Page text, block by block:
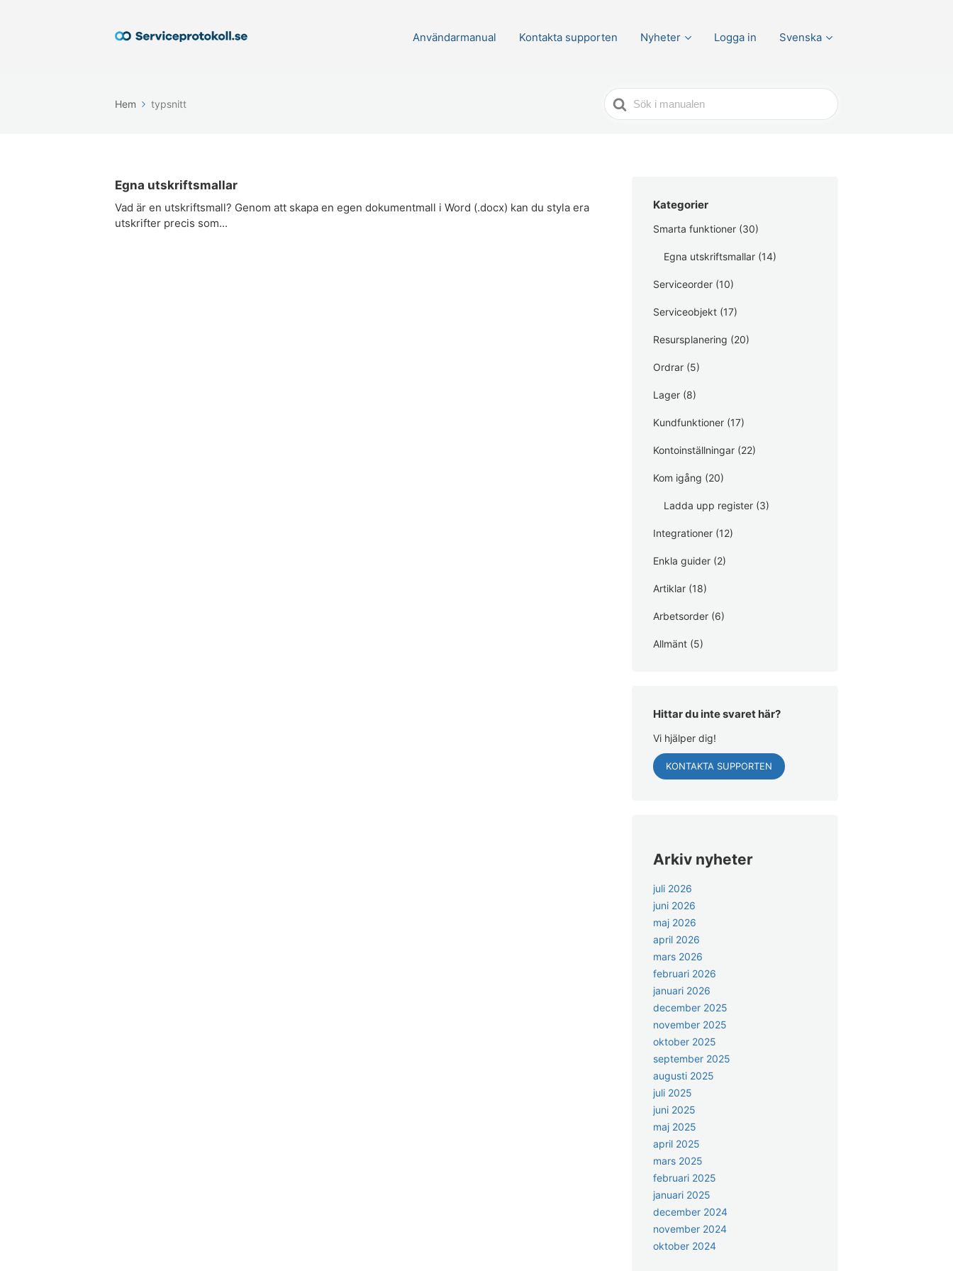
Användarmanual Kontakta supporten Nyheter Logga in Svenska
Hem typsnitt
Söker
efter
Egna utskriftsmallar
Vad är en utskriftsmall? Genom att skapa en egen dokumentmall i Word (.docx) kan du styla era
utskrifter precis som...
Kategorier
Smarta funktioner (30)
Egna utskriftsmallar (14)
Serviceorder (10)
Serviceobjekt (17)
Resursplanering (20)
Ordrar (5)
Lager (8)
Kundfunktioner (17)
Kontoinställningar (22)
Kom igång (20)
Ladda upp register (3)
Integrationer (12)
Enkla guider (2)
Artiklar (18)
Arbetsorder (6)
Allmänt (5)
Hittar du inte svaret här?
Vi hjälper dig!
KONTAKTA SUPPORTEN
Arkiv nyheter
juli 2026
juni 2026
maj 2026
april 2026
mars 2026
februari 2026
januari 2026
december 2025
november 2025
oktober 2025
september 2025
augusti 2025
juli 2025
juni 2025
maj 2025
april 2025
mars 2025
februari 2025
januari 2025
december 2024
november 2024
oktober 2024